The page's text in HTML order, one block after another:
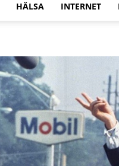
HÄLSA INTERNET